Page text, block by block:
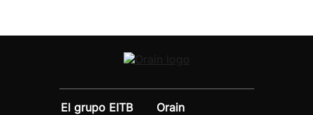
El grupo EITB
Orain